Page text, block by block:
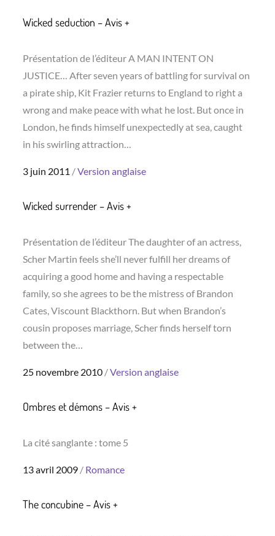
Wicked seduction – Avis +
Présentation de l’éditeur A MAN INTENT ON
JUSTICE… After seven years of battling for survival on
a pirate ship, Kit Frazier returns to England to right a
wrong and make peace with what he lost. But once in
London, he finds himself unexpectedly at sea, caught
in his swirling attraction…
Posted
3 juin 2011 Version anglaise
Wicked surrender – Avis +
Présentation de l’éditeur The daughter of an actress,
Scher Martin feels she’ll never fulfill her dreams of
acquiring a good home and having a respectable
family, so she agrees to be the mistress of Brandon
Cates, Viscount Blackthorn. But when Brandon’s
cousin proposes marriage, Scher finds herself torn
between the…
Posted
25 novembre 2010 Version anglaise
Ombres et démons – Avis +
La cité sanglante : tome 5
Posted
13 avril 2009 Romance
The concubine – Avis +